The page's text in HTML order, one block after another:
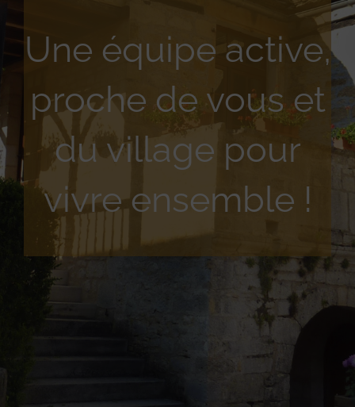
Une équipe active,
proche de vous et
du village pour
vivre ensemble !